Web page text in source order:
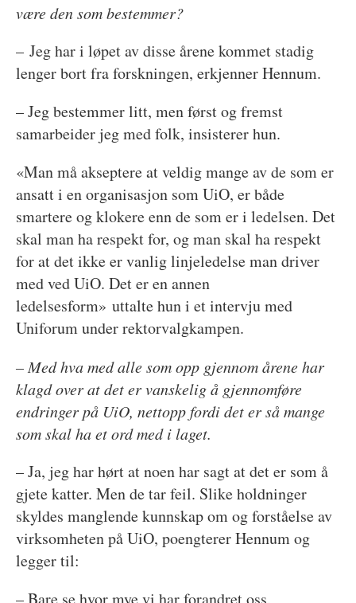
være den som bestemmer?
– Jeg har i løpet av disse årene kommet stadig
lenger bort fra forskningen, erkjenner Hennum.
– Jeg bestemmer litt, men først og fremst
samarbeider jeg med folk, insisterer hun.
«Man må akseptere at veldig mange av de som er
ansatt i en organisasjon som UiO, er både
smartere og klokere enn de som er i ledelsen. Det
skal man ha respekt for, og man skal ha respekt
for at det ikke er vanlig linjeledelse man driver
med ved UiO. Det er en annen
ledelsesform» uttalte hun i et intervju med
Uniforum under rektorvalgkampen.
– Med hva med alle som opp gjennom årene har
klagd over at det er vanskelig å gjennomføre
endringer på UiO, nettopp fordi det er så mange
som skal ha et ord med i laget.
– Ja, jeg har hørt at noen har sagt at det er som å
gjete katter. Men de tar feil. Slike holdninger
skyldes manglende kunnskap om og forståelse av
virksomheten på UiO, poengterer Hennum og
legger til:
– Bare se hvor mye vi har forandret oss.